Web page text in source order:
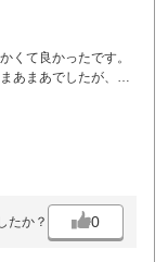
くて良かったです。
あまあでしたが、後
たか？ 0